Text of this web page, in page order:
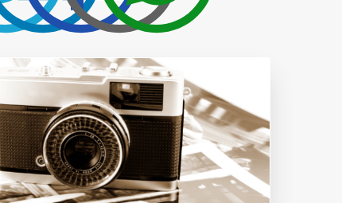
colaboraciones
Contactar
Contactar con
rumiNews